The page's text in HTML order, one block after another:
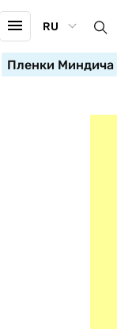
RU
Пленки Миндича